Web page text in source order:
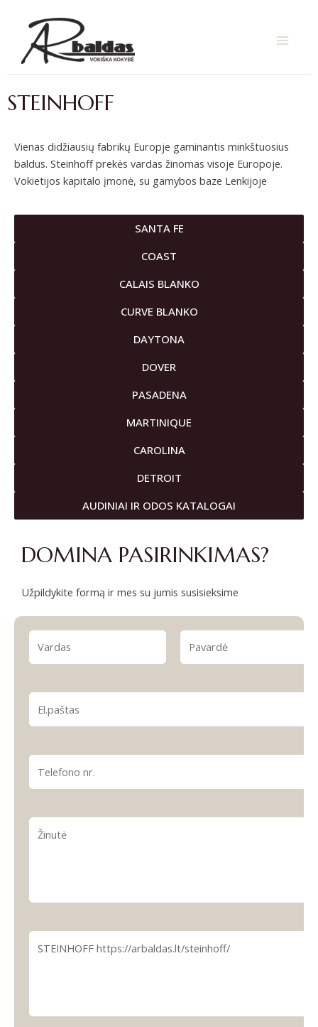
MENU
STEINHOFF
Vienas didžiausių fabrikų Europje gaminantis minkštuosius
baldus. Steinhoff prekės vardas žinomas visoje Europoje.
Vokietijos kapitalo įmonė, su gamybos baze Lenkijoje
SANTA FE
COAST
CALAIS BLANKO
CURVE BLANKO
DAYTONA
DOVER
PASADENA
MARTINIQUE
CAROLINA
DETROIT
AUDINIAI IR ODOS KATALOGAI
DOMINA PASIRINKIMAS?
Užpildykite formą ir mes su jumis susisieksime